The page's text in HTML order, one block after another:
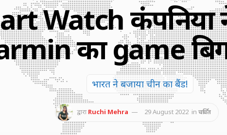
Watch
का game
भारत ने बजाया चीन का बैंड!
द्वारा Ruchi Mehra 29 August 2022 in चर्चित